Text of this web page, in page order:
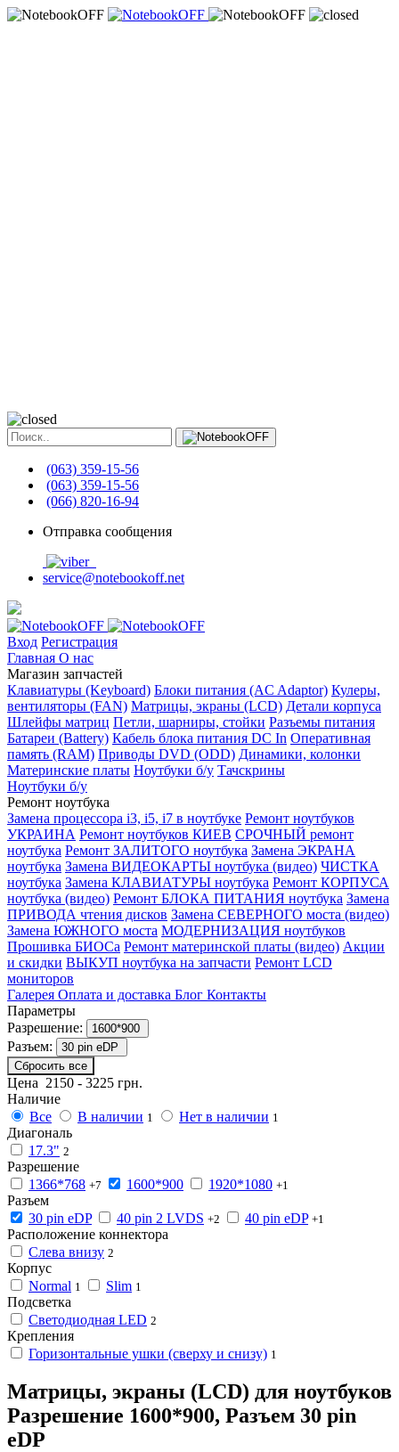
(063) 359-15-56
(063) 359-15-56
(066) 820-16-94
Отправка сообщения
service@notebookoff.net
Вход Регистрация
Главная О нас
Магазин запчастей
Клавиатуры (Keyboard) Блоки питания (AC Adaptor) Кулеры,
вентиляторы (FAN) Матрицы, экраны (LCD) Детали корпуса
Шлейфы матриц Петли, шарниры, стойки Разъемы питания
Батареи (Battery) Кабель блока питания DC In Оперативная
память (RAM) Приводы DVD (ODD) Динамики, колонки
Материнские платы Ноутбуки б/у Тачскрины
Ноутбуки б/у
Ремонт ноутбука
Замена процессора i3, i5, i7 в ноутбуке Ремонт ноутбуков
УКРАИНА Ремонт ноутбуков КИЕВ СРОЧНЫЙ ремонт
ноутбука Ремонт ЗАЛИТОГО ноутбука Замена ЭКРАНА
ноутбука Замена ВИДЕОКАРТЫ ноутбука (видео) ЧИСТКА
ноутбука Замена КЛАВИАТУРЫ ноутбука Ремонт КОРПУСА
ноутбука (видео) Ремонт БЛОКА ПИТАНИЯ ноутбука Замена
ПРИВОДА чтения дисков Замена СЕВЕРНОГО моста (видео)
Замена ЮЖНОГО моста МОДЕРНИЗАЦИЯ ноутбуков
Прошивка БИОСа Ремонт материнской платы (видео) Акции
и скидки ВЫКУП ноутбука на запчасти Ремонт LCD
мониторов
Галерея Оплата и доставка Блог Контакты
Параметры
Разрешение:
1600*900
Разъем:
30 pin eDP
Сбросить все
Цена 2150 - 3225 грн.
Наличие
Все
В наличии 1 Нет в наличии 1
Диагональ
17.3" 2
Разрешение
1366*768 +7 1600*900 1920*1080 +1
Разъем
30 pin eDP
40 pin 2 LVDS +2 40 pin eDP +1
Расположение коннектора
Слева внизу 2
Корпус
Normal 1 Slim 1
Подсветка
Светодиодная LED 2
Крепления
Горизонтальные ушки (сверху и снизу) 1
Матрицы, экраны (LCD) для ноутбуков
Разрешение 1600*900, Разъем 30 pin
eDP